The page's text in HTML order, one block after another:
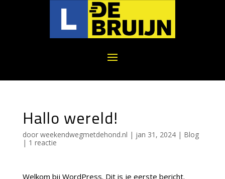
Hallo wereld!
door weekendwegmetdehond.nl | jan 31, 2024| Blog
| 1 reactie
Welkom bij WordPress. Dit is je eerste bericht.